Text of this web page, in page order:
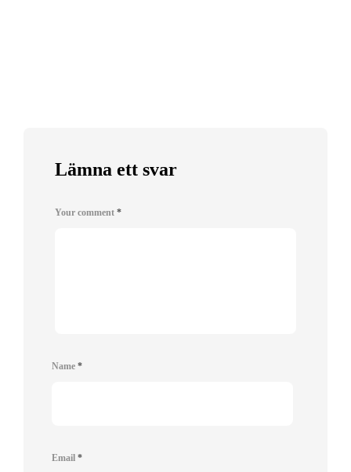
Lämna ett svar
Your comment *
Name *
Email *